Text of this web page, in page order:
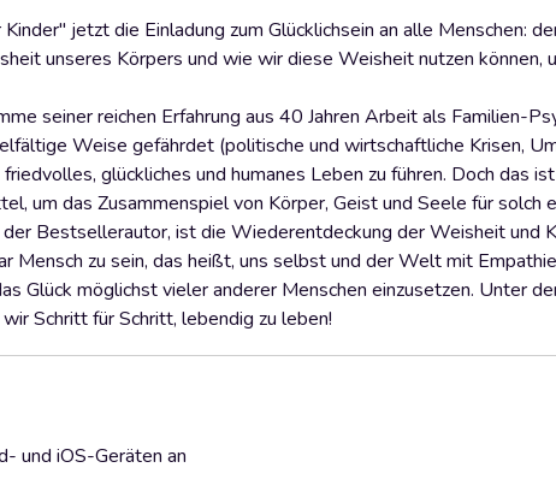
jetzt die Einladung zum Glücklichsein an alle Menschen:
unseres Körpers und wie wir diese Weisheit nutzen können,
seiner reichen Erfahrung aus 40 Jahren Arbeit als Familien-
Weise gefährdet (politische und wirtschaftliche Krisen,
glückliches und humanes Leben zu führen. Doch das
um das Zusammenspiel von Körper, Geist und Seele für solch
Bestsellerautor, ist die Wiederentdeckung der Weisheit und
Mensch zu sein, das heißt, uns selbst und der Welt mit
Glück möglichst vieler anderer Menschen einzusetzen. Unter
Schritt für Schritt, lebendig zu leben!
und iOS-Geräten an